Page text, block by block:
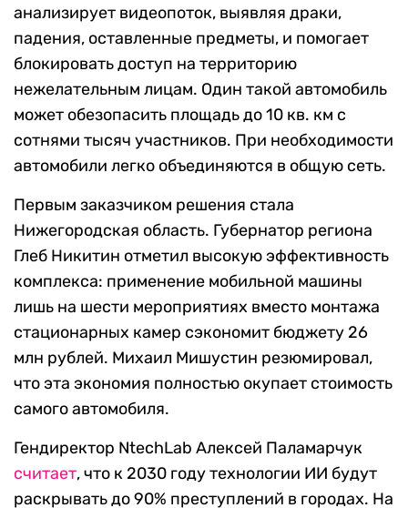
анализирует видеопоток, выявляя драки,
падения, оставленные предметы, и помогает
блокировать доступ на территорию
нежелательным лицам. Один такой автомобиль
может обезопасить площадь до 10 кв. км с
сотнями тысяч участников. При необходимости
автомобили легко объединяются в общую сеть.
Первым заказчиком решения стала
Нижегородская область. Губернатор региона
Глеб Никитин отметил высокую эффективность
комплекса: применение мобильной машины
лишь на шести мероприятиях вместо монтажа
стационарных камер сэкономит бюджету 26
млн рублей. Михаил Мишустин резюмировал,
что эта экономия полностью окупает стоимость
самого автомобиля.
Гендиректор NtechLab Алексей Паламарчук
считает, что к 2030 году технологии ИИ будут
раскрывать до 90% преступлений в городах. На